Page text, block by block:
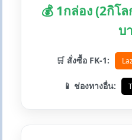
💰 1กล่อง (2กิโ
บ
🛒 สั่งซื้อ FK-1:
📱 ช่องทางอื่น: